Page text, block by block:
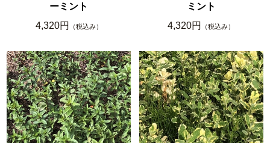
ーミント
4,320円
（税込み）
ミント
4,320円
（税込み）